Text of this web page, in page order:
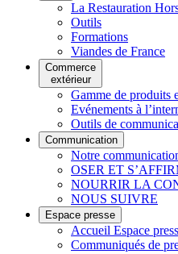
La Restauration
Outils
Formations
Viandes de France
Commerce
extérieur
Gamme de produits
Evénements à
Outils de
Communication
Notre
OSER ET
NOURRIR LA
NOUS SUIVRE
Espace presse
Accueil Espace
Communiqués de